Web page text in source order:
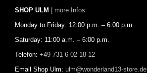
SHOP ULM | more Infos
Monday to Friday: 12:00 p.m. – 6:00 p.m
Saturday: 11:00 a.m. – 6:00 p.m.
Telefon: +49 731-6 02 18 12
Email Shop Ulm: ulm@wonderland13-store.de